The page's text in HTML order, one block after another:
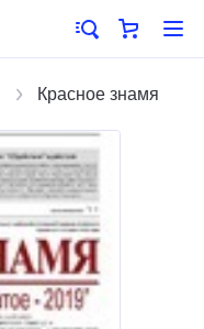
Красное знамя